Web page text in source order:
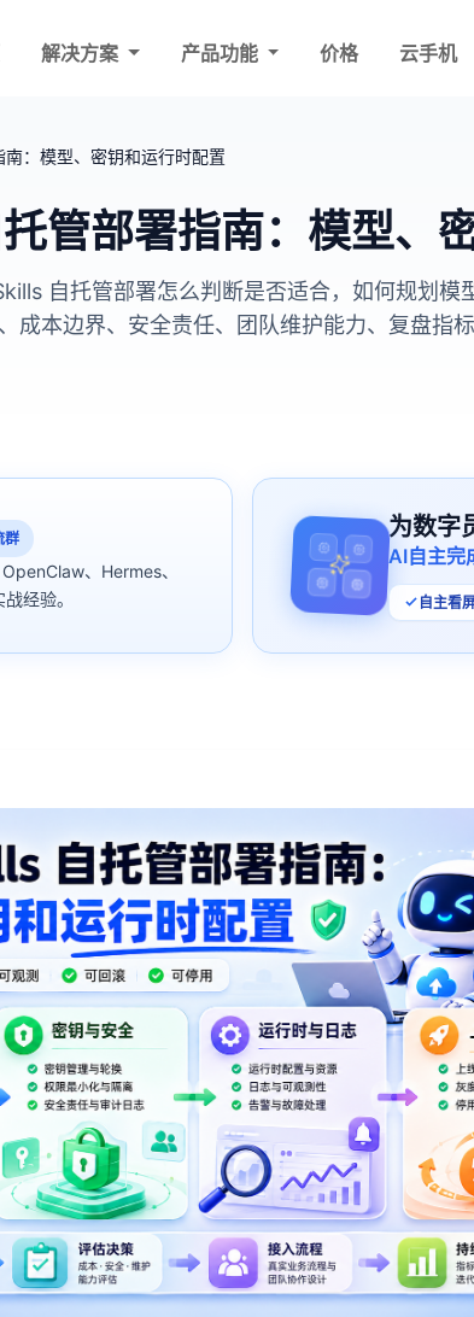
解决方案 产品功能 价格 云手机
：模型、密钥和运行时配置
管部署指南：模型、
自托管部署怎么判断是否适合，如何规划
成本边界、安全责任、团队维护能力、复盘指
群
、Hermes、
经验。
为数字
AI自主完
自主看